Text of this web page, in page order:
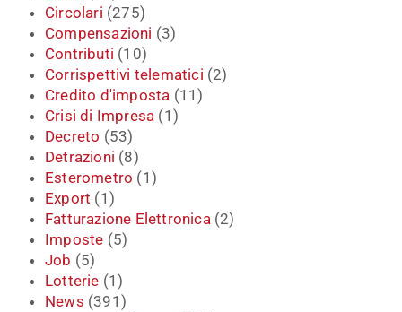
Circolari (275)
Compensazioni (3)
Contributi (10)
Corrispettivi telematici (2)
Credito d'imposta (11)
Crisi di Impresa (1)
Decreto (53)
Detrazioni (8)
Esterometro (1)
Export (1)
Fatturazione Elettronica(2)
Imposte (5)
Job (5)
Lotterie (1)
News (391)